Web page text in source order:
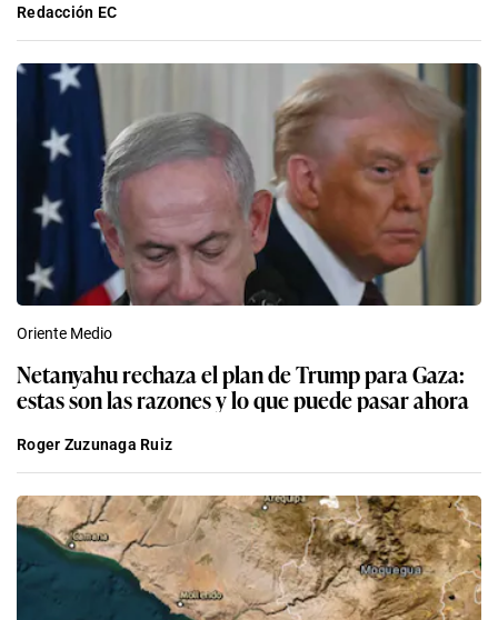
Redacción EC
Oriente Medio
Netanyahu rechaza el plan de Trump para Gaza:
estas son las razones y lo que puede pasar ahora
Roger Zuzunaga Ruiz